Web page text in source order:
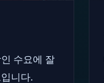
수요에 잘
니다.